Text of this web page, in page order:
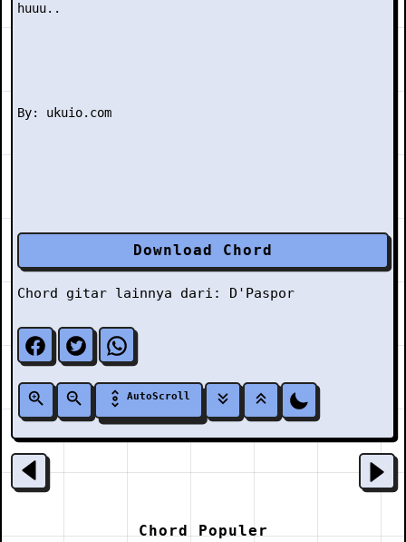
huuu..
Download Chord
Chord gitar lainnya dari: D'Paspor
AutoScroll
Chord Populer